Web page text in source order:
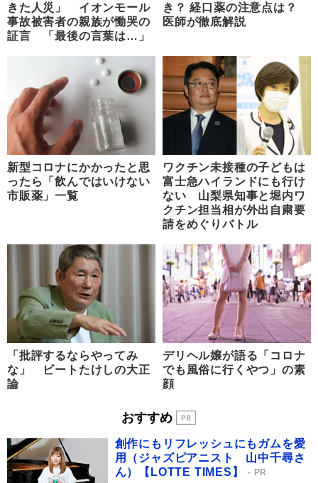
きた人災」 イオンモール
事故被害者の親族が慟哭の
証言 「最後の言葉は…」
き？ 経口薬の注意点は？
医師が徹底解説
新型コロナにかかったと思
ったら「飲んではいけない
市販薬」一覧
ワクチン未接種の子どもは
富士急ハイランドにも行け
ない 山梨県知事と堀内ワ
クチン担当相が外出自粛要
請をめぐりバトル
「批評するならやってみ
な」 ビートたけしの大正
論
デリヘル嬢が語る「コロナ
でも風俗に行くやつ」の素
顔
おすすめ
創作にもリフレッシュにもガムを愛
用（ジャズピアニスト 山中千尋さ
ん）【LOTTE TIMES】
PR